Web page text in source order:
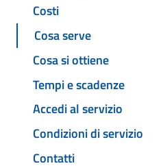
Costi
Cosa serve
Cosa si ottiene
Tempi e scadenze
Accedi al servizio
Condizioni di servizio
Contatti